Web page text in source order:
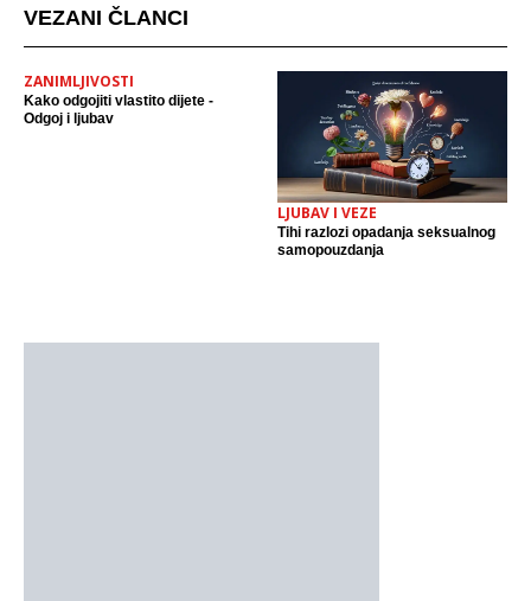
VEZANI ČLANCI
ZANIMLJIVOSTI
Kako odgojiti vlastito dijete -
Odgoj i ljubav
LJUBAV I VEZE
Tihi razlozi opadanja seksualnog
samopouzdanja